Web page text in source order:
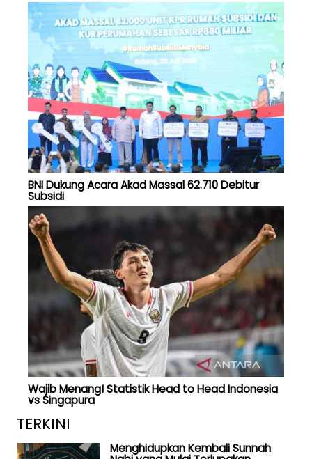
BNI Dukung Acara Akad Massal 62.710 Debitur
Subsidi
Wajib Menang! Statistik Head to Head Indonesia
vs Singapura
TERKINI
Menghidupkan Kembali Sunnah